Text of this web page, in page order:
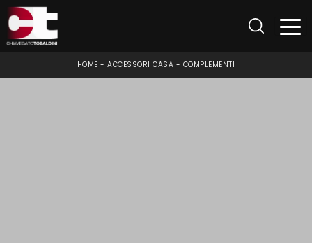
HOME -ACCESSORI CASA - COMPLEMENTI